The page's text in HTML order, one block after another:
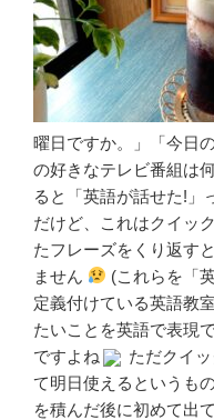
曜日ですか。」「今日
の好きなテレビ番組は
ると「英語が話せた!」
だけど、これはクイッ
たフレーズをくり返す
ません
(これらを「
定義付けている英語教
たいことを英語で表現
ですよね
ただクイ
て明日使えるというも
を積んだ後に初めて出